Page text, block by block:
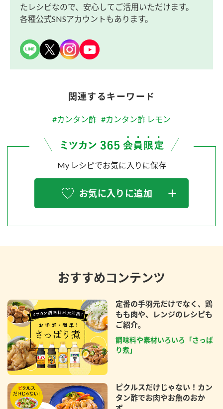
たレシピなので、安心してご活用いただけます。
各種公式SNSアカウントもあります。
関連するキーワード
#カンタン酢 #カンタン酢 レモン
My レシピでお気に入りに保存
お気に入りに追加
おすすめコンテンツ
定番の手羽元だけでなく、鶏
もも肉や、レンジのレシピも
ご紹介。
調味料や素材いろいろ「さっぱ
り煮」
ピクルスだけじゃない！カン
タン酢でお肉やお魚のおか